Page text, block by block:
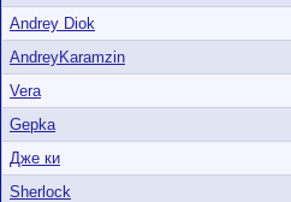
Andrey Diok
AndreyKaramzin
Vera
Gepka
Дже ки
Sherlock